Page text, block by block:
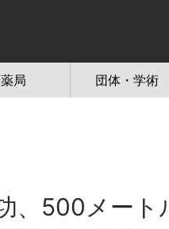
薬局 団体・学術
、500メー